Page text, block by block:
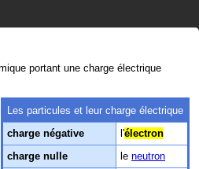
portant une charge électrique
Les particules et leur charge électrique
charge négative
l'électron
charge nulle
le neutron